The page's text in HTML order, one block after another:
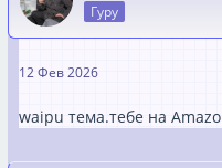
Гуру
12 Фев 2026
waipu тема.тебе на